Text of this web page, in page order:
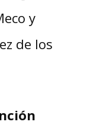
y
de los